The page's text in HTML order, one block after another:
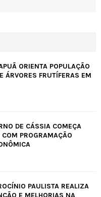
ORIENTA POPULAÇÃO
ÁRVORES FRUTÍFERAS EM
DE CÁSSIA COMEÇA
PROGRAMAÇÃO
PAULISTA REALIZA
E MELHORIAS NA